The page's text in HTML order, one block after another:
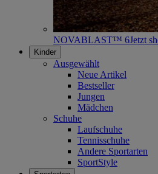
NOVABLAST™ 6Jetzt
Kinder
Ausgewählt
Neue Artikel
Bestseller
Jungen
Mädchen
Schuhe
Laufschuhe
Tennisschuhe
Andere Sportarten
SportStyle